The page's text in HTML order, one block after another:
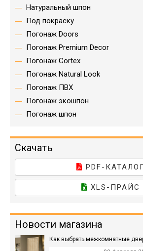
Натуральный шпон
Под покраску
Погонаж Doors
Погонаж Premium Decor
Погонаж Cortex
Погонаж Natural Look
Погонаж ПВХ
Погонаж экошпон
Погонаж шпон
Скачать
PDF-
XLS-ПРАЙС
Новости магазина
Как выбрать межкомнатные